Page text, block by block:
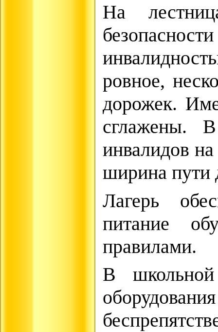
На
ровное,
дорожек.
сглажены.
инвалидов
ширина пути
Лагерь
питание
правилами.
В школьной